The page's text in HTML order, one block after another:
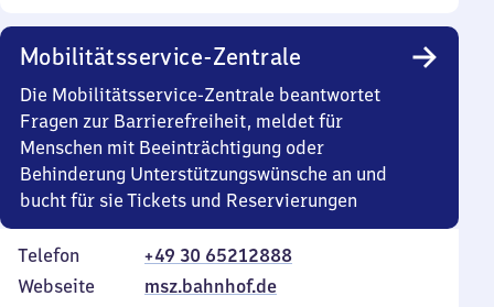
Mobilitätsservice-Zentrale
Die Mobilitätsservice-Zentrale beantwortet
Fragen zur Barrierefreiheit, meldet für
Menschen mit Beeinträchtigung oder
Behinderung Unterstützungswünsche an und
bucht für sie Tickets und Reservierungen
Telefon
+49 30 65212888
Webseite
msz.bahnhof.de